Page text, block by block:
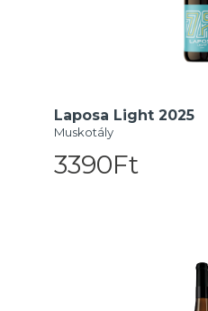
Laposa Light 2025
Muskotály
3390Ft